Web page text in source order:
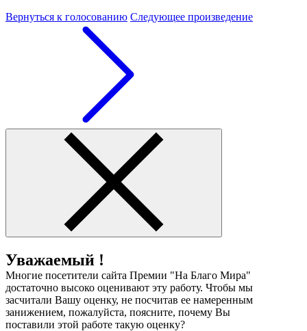
Вернуться к голосованию Следующее произведение
Уважаемый !
Многие посетители сайта Премии "На Благо Мира"
достаточно высоко оценивают эту работу. Чтобы мы
засчитали Вашу оценку, не посчитав ее намеренным
занижением, пожалуйста, поясните, почему Вы
поставили этой работе такую оценку?